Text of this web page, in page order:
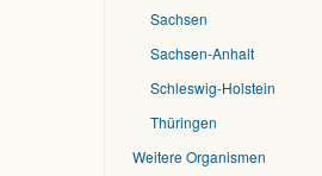
Sachsen
Sachsen-Anhalt
Schleswig-Holstein
Thüringen
Weitere Organismen